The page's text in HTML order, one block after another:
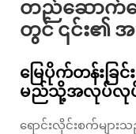
တည်ဆောက်ရ
တွင် ၎င်း၏ အ
မြေပိုက်တန်းခ
မည်သို့အလုပ်လု
ရောင်းလိုင်းစက်များ